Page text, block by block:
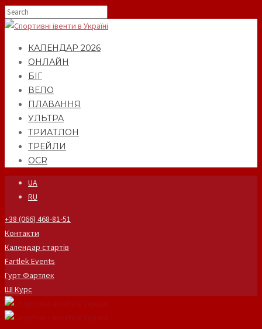
КАЛЕНДАР 2026
ОНЛАЙН
БІГ
ВЕЛО
ПЛАВАННЯ
УЛЬТРА
ТРИАТЛОН
ТРЕЙЛИ
OCR
UA
RU
+38 (066) 468-81-51
Контакти
Календар стартів
Fartlek Events
Гурт Фартлек
ШІ Курс